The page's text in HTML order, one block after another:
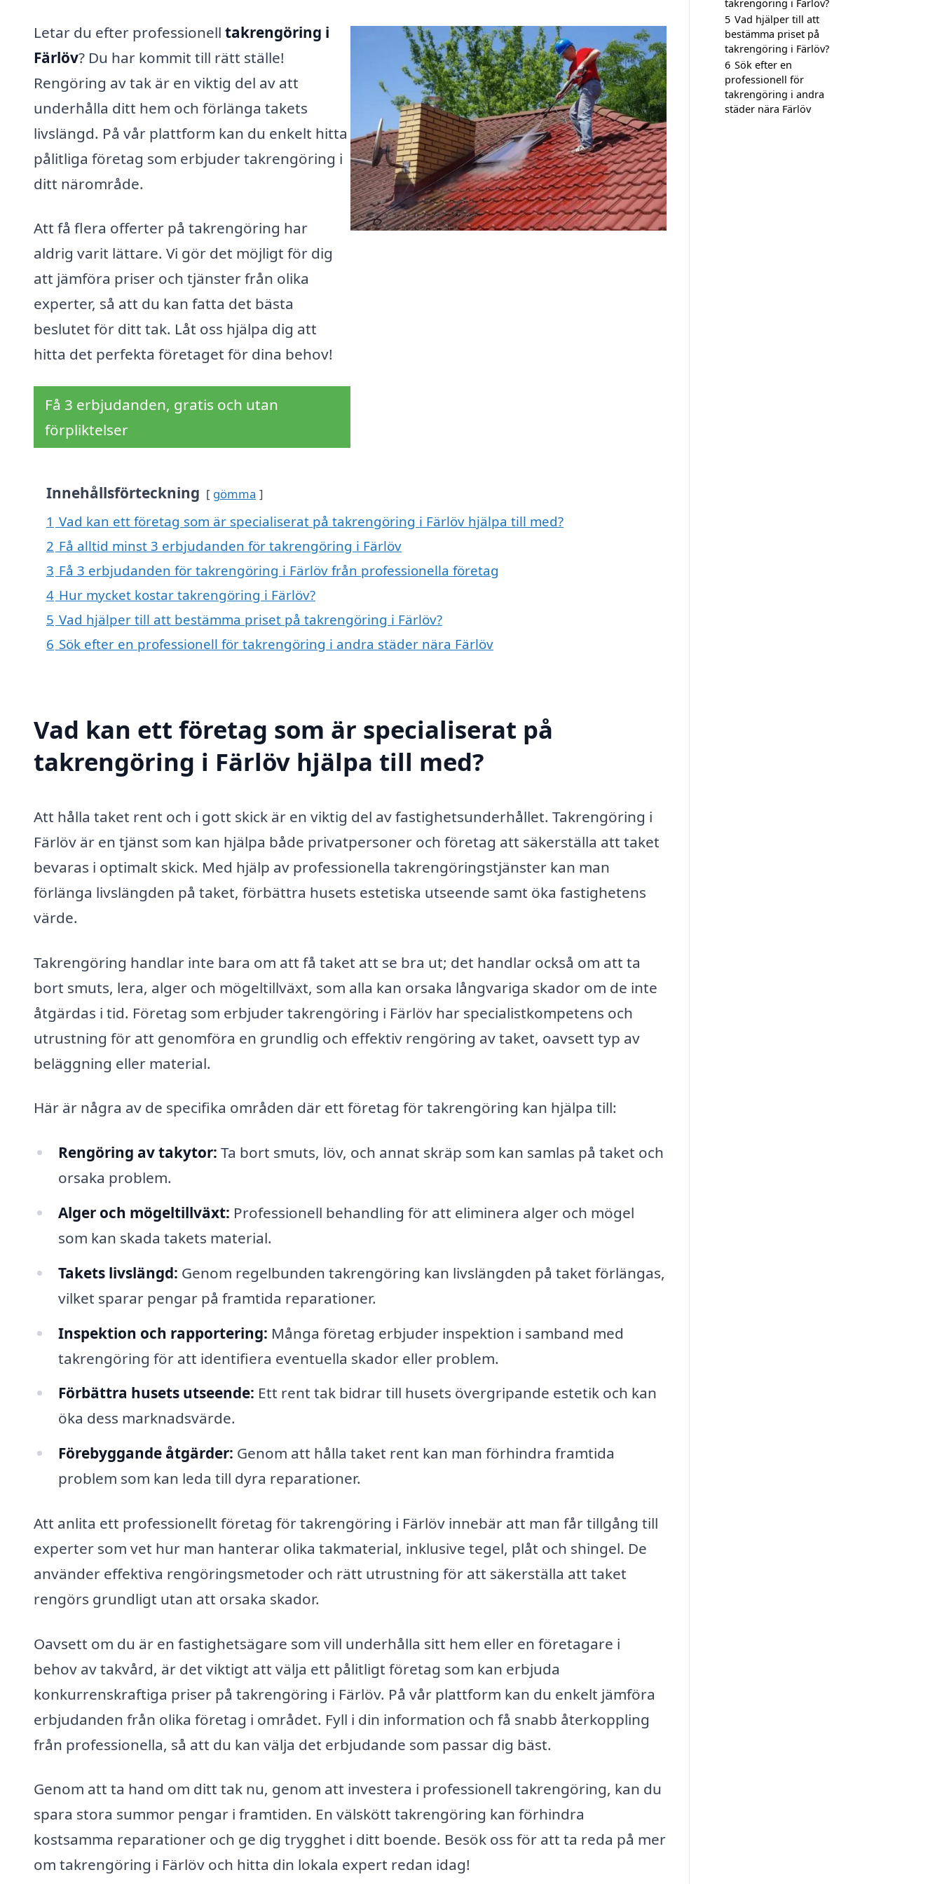
Letar du efter professionell takrengöring i
Färlöv? Du har kommit till rätt ställe!
Rengöring av tak är en viktig del av att
underhålla ditt hem och förlänga takets
livslängd. På vår plattform kan du enkelt hitta
pålitliga företag som erbjuder takrengöring i
ditt närområde.
Att få flera offerter på takrengöring har
aldrig varit lättare. Vi gör det möjligt för dig
att jämföra priser och tjänster från olika
experter, så att du kan fatta det bästa
beslutet för ditt tak. Låt oss hjälpa dig att
hitta det perfekta företaget för dina behov!
Få 3 erbjudanden, gratis och utan
förpliktelser
Innehållsförteckning gömma
1 Vad kan ett företag som är specialiserat på takrengöring i Färlöv hjälpa till med?
2 Få alltid minst 3 erbjudanden för takrengöring i Färlöv
3 Få 3 erbjudanden för takrengöring i Färlöv från professionella företag
4 Hur mycket kostar takrengöring i Färlöv?
5 Vad hjälper till att bestämma priset på takrengöring i Färlöv?
6 Sök efter en professionell för takrengöring i andra städer nära Färlöv
Vad kan ett företag som är specialiserat på
takrengöring i Färlöv hjälpa till med?
Att hålla taket rent och i gott skick är en viktig del av fastighetsunderhållet. Takrengöring i
Färlöv är en tjänst som kan hjälpa både privatpersoner och företag att säkerställa att taket
bevaras i optimalt skick. Med hjälp av professionella takrengöringstjänster kan man
förlänga livslängden på taket, förbättra husets estetiska utseende samt öka fastighetens
värde.
Takrengöring handlar inte bara om att få taket att se bra ut; det handlar också om att ta
bort smuts, lera, alger och mögeltillväxt, som alla kan orsaka långvariga skador om de inte
åtgärdas i tid. Företag som erbjuder takrengöring i Färlöv har specialistkompetens och
utrustning för att genomföra en grundlig och effektiv rengöring av taket, oavsett typ av
beläggning eller material.
Här är några av de specifika områden där ett företag för takrengöring kan hjälpa till:
Rengöring av takytor: Ta bort smuts, löv, och annat skräp som kan samlas på taket och
orsaka problem.
Alger och mögeltillväxt: Professionell behandling för att eliminera alger och mögel
som kan skada takets material.
Takets livslängd: Genom regelbunden takrengöring kan livslängden på taket förlängas,
vilket sparar pengar på framtida reparationer.
Inspektion och rapportering: Många företag erbjuder inspektion i samband med
takrengöring för att identifiera eventuella skador eller problem.
Förbättra husets utseende: Ett rent tak bidrar till husets övergripande estetik och kan
öka dess marknadsvärde.
Förebyggande åtgärder: Genom att hålla taket rent kan man förhindra framtida
problem som kan leda till dyra reparationer.
Att anlita ett professionellt företag för takrengöring i Färlöv innebär att man får tillgång till
experter som vet hur man hanterar olika takmaterial, inklusive tegel, plåt och shingel. De
använder effektiva rengöringsmetoder och rätt utrustning för att säkerställa att taket
rengörs grundligt utan att orsaka skador.
Oavsett om du är en fastighetsägare som vill underhålla sitt hem eller en företagare i
behov av takvård, är det viktigt att välja ett pålitligt företag som kan erbjuda
konkurrenskraftiga priser på takrengöring i Färlöv. På vår plattform kan du enkelt jämföra
erbjudanden från olika företag i området. Fyll i din information och få snabb återkoppling
från professionella, så att du kan välja det erbjudande som passar dig bäst.
Genom att ta hand om ditt tak nu, genom att investera i professionell takrengöring, kan du
spara stora summor pengar i framtiden. En välskött takrengöring kan förhindra
kostsamma reparationer och ge dig trygghet i ditt boende. Besök oss för att ta reda på mer
om takrengöring i Färlöv och hitta din lokala expert redan idag!
takrengöring i Färlöv?
5 Vad hjälper till att
bestämma priset på
takrengöring i Färlöv?
6 Sök efter en
professionell för
takrengöring i andra
städer nära Färlöv